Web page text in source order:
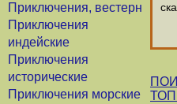
Приключения, вестерн
Приключения
индейские
Приключения
исторические
Приключения морские
ТОП